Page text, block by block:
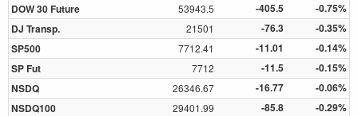
DOW 30 Future
53943.5 -405.5
-0.75%
DJ Transp.
21501 -76.3
-0.35%
SP500
7712.41 -11.01
-0.14%
SP Fut
7712 -11.5
-0.15%
NSDQ
26346.67 -16.77
-0.06%
NSDQ100
29401.99 -85.8
-0.29%